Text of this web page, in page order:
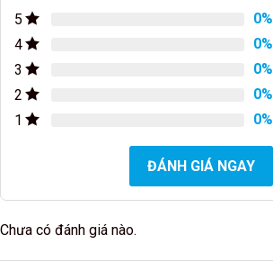
5 0%
4
0%
3
0%
2
0%
1
0%
ĐÁNH GIÁ NGAY
Chưa có đánh giá nào.